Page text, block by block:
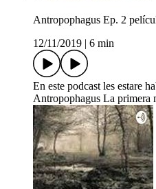
Antropophagus Ep. 2
12/11/2019
6 min
En este podcast les estare
Antropophagus La primera